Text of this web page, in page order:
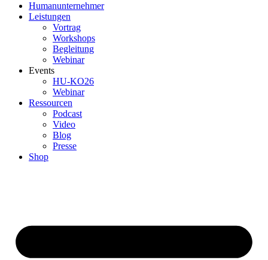
Humanunternehmer
Leistungen
Vortrag
Workshops
Begleitung
Webinar
Events
HU-KO26
Webinar
Ressourcen
Podcast
Video
Blog
Presse
Shop